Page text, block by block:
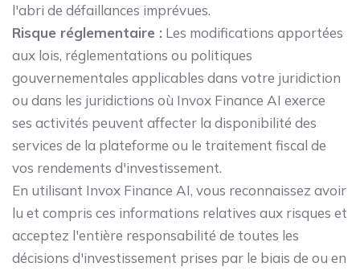
l'abri de défaillances imprévues.
Risque réglementaire : Les modifications apportées
aux lois, réglementations ou politiques
gouvernementales applicables dans votre juridiction
ou dans les juridictions où Invox Finance AI exerce
ses activités peuvent affecter la disponibilité des
services de la plateforme ou le traitement fiscal de
vos rendements d'investissement.
En utilisant Invox Finance AI, vous reconnaissez avoir
lu et compris ces informations relatives aux risques et
acceptez l'entière responsabilité de toutes les
décisions d'investissement prises par le biais de ou en